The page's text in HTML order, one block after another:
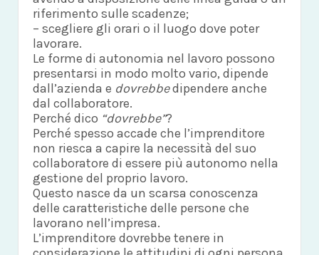
riferimento sulle scadenze;
– scegliere gli orari o il luogo dove poter
lavorare.
Le forme di autonomia nel lavoro possono
presentarsi in modo molto vario, dipende
dall’azienda e dovrebbedipendere anche
dal collaboratore.
Perché dico “dovrebbe”?
Perché spesso accade che l’imprenditore
non riesca a capire la necessità del suo
collaboratore di essere più autonomo nella
gestione del proprio lavoro.
Questo nasce da un scarsa conoscenza
delle caratteristiche delle persone che
lavorano nell’impresa.
L’imprenditore dovrebbe tenere in